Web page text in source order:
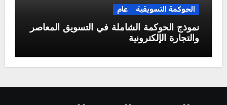
الحوكمة التسويقية عام
نموذج الحوكمة الشاملة في التسويق المعاصر
والتجارة الإلكترونية